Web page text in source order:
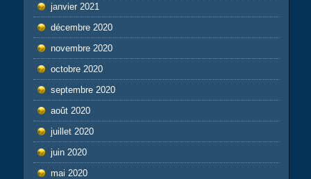
janvier 2021
décembre 2020
novembre 2020
octobre 2020
septembre 2020
août 2020
juillet 2020
juin 2020
mai 2020